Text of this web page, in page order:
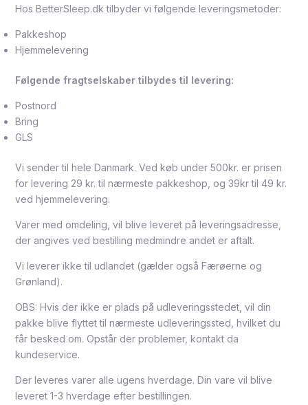
Hos BetterSleep.dk tilbyder vi følgende leveringsmetoder:
Pakkeshop
Hjemmelevering
Følgende fragtselskaber tilbydes til levering:
Postnord
Bring
GLS
Vi sender til hele Danmark. Ved køb under 500kr. er prisen
for levering 29 kr. til nærmeste pakkeshop, og 39kr til 49 kr.
ved hjemmelevering.
Varer med omdeling, vil blive leveret på leveringsadresse,
der angives ved bestilling medmindre andet er aftalt.
Vi leverer ikke til udlandet (gælder også Færøerne og
Grønland).
OBS: Hvis der ikke er plads på udleveringsstedet, vil din
pakke blive flyttet til nærmeste udleveringssted, hvilket du
får besked om. Opstår der problemer, kontakt da
kundeservice.
Der leveres varer alle ugens hverdage. Din vare vil blive
leveret 1-3 hverdage efter bestillingen.